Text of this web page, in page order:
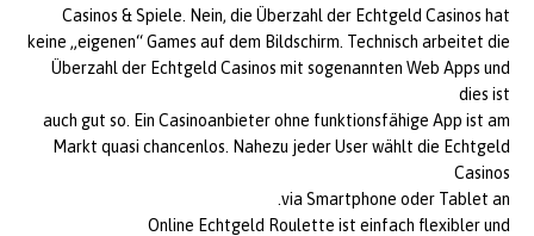
Casinos & Spiele. Nein, die Überzahl der Echtgeld Casinos hat
keine „eigenen“ Games auf dem Bildschirm. Technisch arbeitet die
Überzahl der Echtgeld Casinos mit sogenannten Web Apps und
dies ist
auch gut so. Ein Casinoanbieter ohne funktionsfähige App ist am
Markt quasi chancenlos. Nahezu jeder User wählt die Echtgeld
Casinos
via Smartphone oder Tablet an.
Online Echtgeld Roulette ist einfach flexibler und